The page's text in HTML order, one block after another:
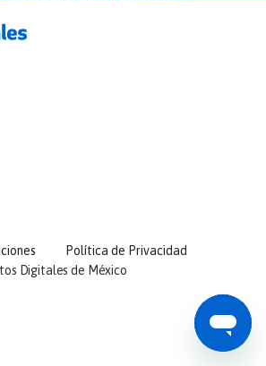
Digitales de México
Política de Privacidad